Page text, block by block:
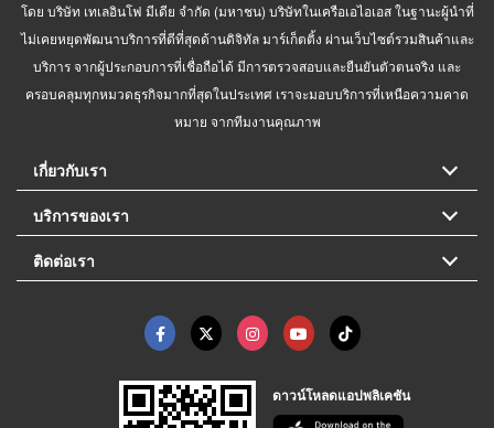
โดย บริษัท เทเลอินโฟ มีเดีย จำกัด (มหาชน) บริษัทในเครือเอไอเอส ในฐานะผู้นำที่
ไม่เคยหยุดพัฒนาบริการที่ดีที่สุดด้านดิจิทัล มาร์เก็ตติ้ง ผ่านเว็บไซต์รวมสินค้าและ
บริการ จากผู้ประกอบการที่เชื่อถือได้ มีการตรวจสอบและยืนยันตัวตนจริง และ
ครอบคลุมทุกหมวดธุรกิจมากที่สุดในประเทศ เราจะมอบบริการที่เหนือความคาด
หมาย จากทีมงานคุณภาพ
เกี่ยวกับเรา
บริการของเรา
ติดต่อเรา
ดาวน์โหลดแอปพลิเคชัน